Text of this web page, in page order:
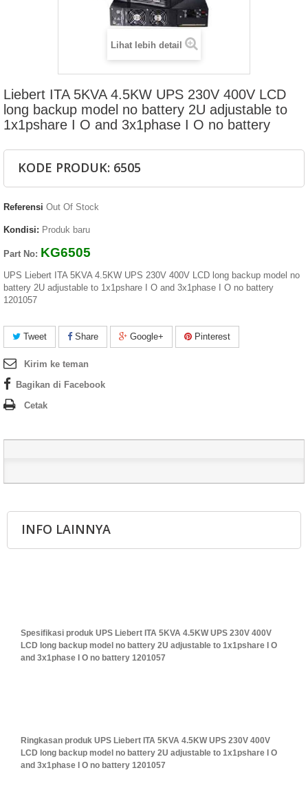
Lihat lebih detail
Liebert ITA 5KVA 4.5KW UPS 230V 400V LCD
long backup model no battery 2U adjustable to
1x1pshare I O and 3x1phase I O no battery
KODE PRODUK: 6505
Referensi Out Of Stock
Kondisi: Produk baru
Part No: KG6505
UPS Liebert ITA 5KVA 4.5KW UPS 230V 400V LCD long backup model no
battery 2U adjustable to 1x1pshare I O and 3x1phase I O no battery
1201057
Tweet Share Google+ Pinterest
Kirim ke teman
Bagikan di Facebook
Cetak
INFO LAINNYA
Spesifikasi produk UPS Liebert ITA 5KVA 4.5KW UPS 230V 400V
LCD long backup model no battery 2U adjustable to 1x1pshare I O
and 3x1phase I O no battery 1201057
Ringkasan produk UPS Liebert ITA 5KVA 4.5KW UPS 230V 400V
LCD long backup model no battery 2U adjustable to 1x1pshare I O
and 3x1phase I O no battery 1201057